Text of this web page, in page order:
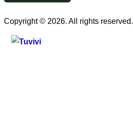
Copyright © 2026. All rights reserved.